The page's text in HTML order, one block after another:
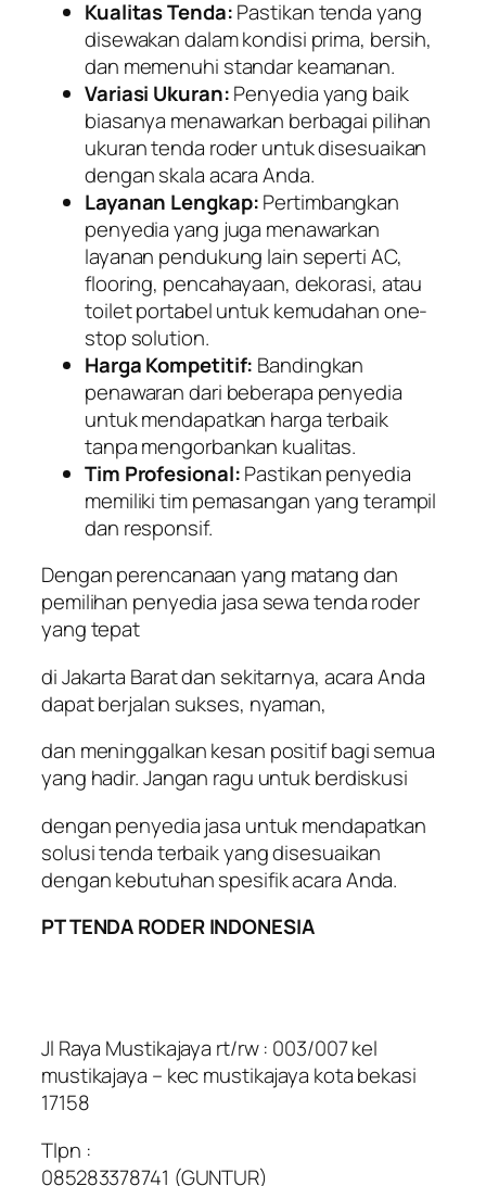
Kualitas Tenda:Pastikan tenda yang
disewakan dalam kondisi prima, bersih,
dan memenuhi standar keamanan.
Variasi Ukuran:Penyedia yang baik
biasanya menawarkan berbagai pilihan
ukuran tenda roder untuk disesuaikan
dengan skala acara Anda.
Layanan Lengkap:Pertimbangkan
penyedia yang juga menawarkan
layanan pendukung lain seperti AC,
flooring, pencahayaan, dekorasi, atau
toilet portabel untuk kemudahan one-
stop solution.
Harga Kompetitif: Bandingkan
penawaran dari beberapa penyedia
untuk mendapatkan harga terbaik
tanpa mengorbankan kualitas.
Tim Profesional:Pastikan penyedia
memiliki tim pemasangan yang terampil
dan responsif.
Dengan perencanaan yang matang dan
pemilihan penyedia jasa sewa tenda roder
yang tepat
di Jakarta Barat dan sekitarnya, acara Anda
dapat berjalan sukses, nyaman,
dan meninggalkan kesan positif bagi semua
yang hadir. Jangan ragu untuk berdiskusi
dengan penyedia jasa untuk mendapatkan
solusi tenda terbaik yang disesuaikan
dengan kebutuhan spesifik acara Anda.
PT TENDA RODER INDONESIA
Jl Raya Mustikajaya rt/rw : 003/007 kel
mustikajaya – kec mustikajaya kota bekasi
17158
Tlpn :
085283378741 (GUNTUR)